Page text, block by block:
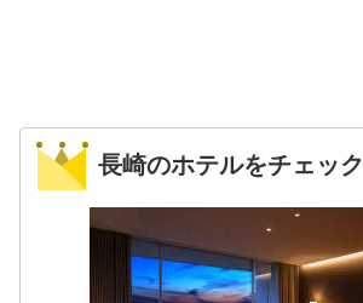
長崎のホテルをチェック